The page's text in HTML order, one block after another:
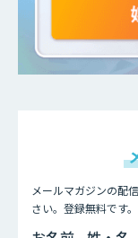
メールマガジンの配
さい。登録無料です。